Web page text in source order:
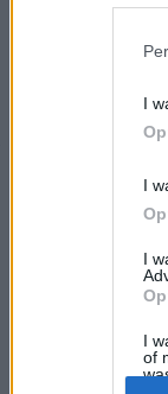
I
I
I
I
of